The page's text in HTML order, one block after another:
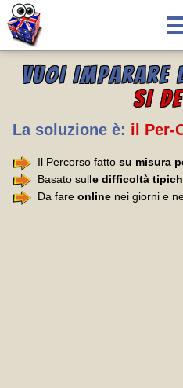
VUOI IMPARARE
SI
La soluzione è: il Per-
Il Percorso fatto su misura
Basato sulle difficoltà
Da fare online nei giorni e